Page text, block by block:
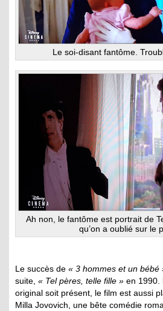
Le soi-disant fantôme.
Ah non, le fantôme est portrait de
qu’on a oublié sur le
Le succès de « 3 hommes et un bébé
suite, « Tel pères, telle fille » en 1990.
original soit présent, le film est aussi
Milla Jovovich, une bête comédie